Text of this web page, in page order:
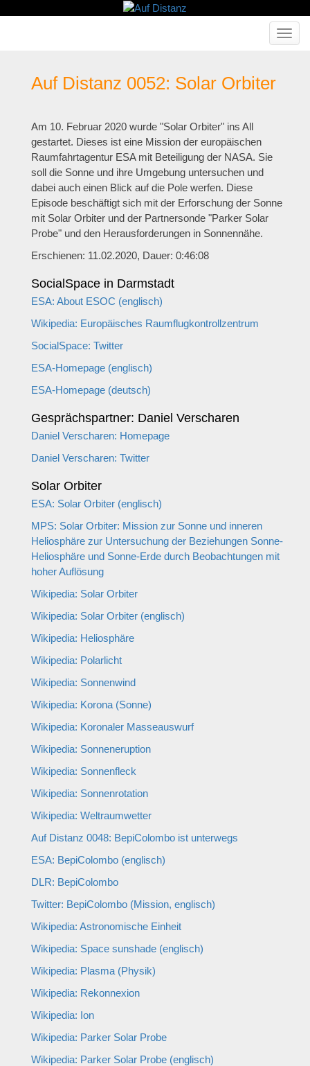
ein-/
Auf Distanz 0052: Solar Orbiter
Am 10. Februar 2020 wurde "Solar Orbiter" ins All
gestartet. Dieses ist eine Mission der europäischen
Raumfahrtagentur ESA mit Beteiligung der NASA. Sie
soll die Sonne und ihre Umgebung untersuchen und
dabei auch einen Blick auf die Pole werfen. Diese
Episode beschäftigt sich mit der Erforschung der Sonne
mit Solar Orbiter und der Partnersonde "Parker Solar
Probe" und den Herausforderungen in Sonnennähe.
Erschienen: 11.02.2020, Dauer: 0:46:08
SocialSpace in Darmstadt
ESA: About ESOC (englisch)
Wikipedia: Europäisches Raumflugkontrollzentrum
SocialSpace: Twitter
ESA-Homepage (englisch)
ESA-Homepage (deutsch)
Gesprächspartner: Daniel Verscharen
Daniel Verscharen: Homepage
Daniel Verscharen: Twitter
Solar Orbiter
ESA: Solar Orbiter (englisch)
MPS: Solar Orbiter: Mission zur Sonne und inneren
Heliosphäre zur Untersuchung der Beziehungen Sonne-
Heliosphäre und Sonne-Erde durch Beobachtungen mit
hoher Auflösung
Wikipedia: Solar Orbiter
Wikipedia: Solar Orbiter (englisch)
Wikipedia: Heliosphäre
Wikipedia: Polarlicht
Wikipedia: Sonnenwind
Wikipedia: Korona (Sonne)
Wikipedia: Koronaler Masseauswurf
Wikipedia: Sonneneruption
Wikipedia: Sonnenfleck
Wikipedia: Sonnenrotation
Wikipedia: Weltraumwetter
Auf Distanz 0048: BepiColombo ist unterwegs
ESA: BepiColombo (englisch)
DLR: BepiColombo
Twitter: BepiColombo (Mission, englisch)
Wikipedia: Astronomische Einheit
Wikipedia: Space sunshade (englisch)
Wikipedia: Plasma (Physik)
Wikipedia: Rekonnexion
Wikipedia: Ion
Wikipedia: Parker Solar Probe
Wikipedia: Parker Solar Probe (englisch)